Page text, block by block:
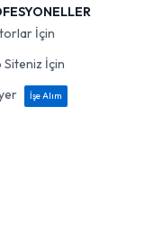
İçin
Siteniz İçin
İşe Alım